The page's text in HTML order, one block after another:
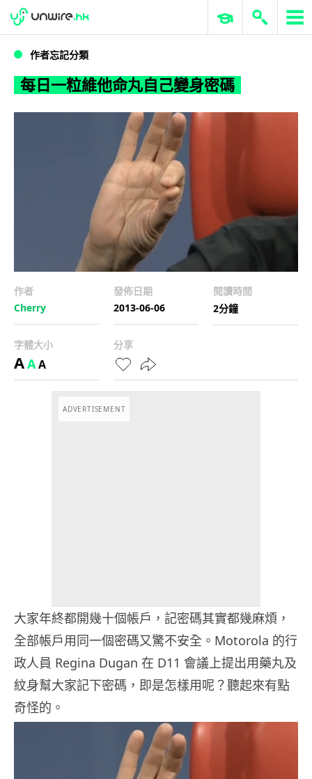
每日一粒維他命丸自己變身密碼
WWDC 2026 ERP 與商業 AI
作者忘記分類
每日一粒維他命丸自己變身密碼
作者
Cherry
發佈日期
2013-06-06
閱讀時間
2分鐘
字體大小
AAA
分享
ADVERTISEMENT
大家年終都開幾十個帳戶，記密碼其實都幾麻煩，
全部帳戶用同一個密碼又驚不安全。Motorola 的行
政人員 Regina Dugan 在 D11 會議上提出用藥丸及
紋身幫大家記下密碼，即是怎樣用呢？聽起來有點
奇怪的。